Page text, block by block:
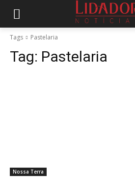
Tags Pastelaria
Tag: Pastelaria
Nossa Terra